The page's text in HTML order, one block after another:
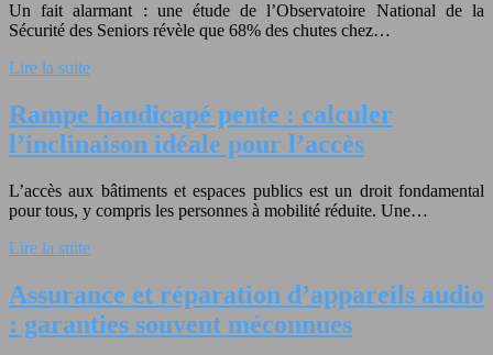
Un fait alarmant : une étude de l’Observatoire National de la
Sécurité des Seniors révèle que 68% des chutes chez…
Lire la suite
Rampe handicapé pente : calculer
l’inclinaison idéale pour l’accès
L’accès aux bâtiments et espaces publics est un droit fondamental
pour tous, y compris les personnes à mobilité réduite. Une…
Lire la suite
Assurance et réparation d’appareils audio
: garanties souvent méconnues